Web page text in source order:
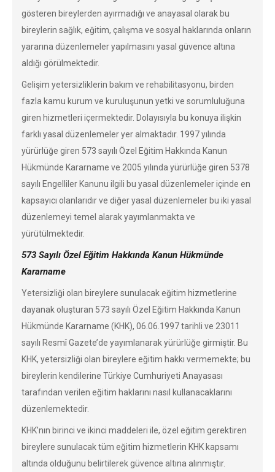
gösteren bireylerden ayırmadığı ve anayasal olarak bu
bireylerin sağlık, eğitim, çalışma ve sosyal haklarında onların
yararına düzenlemeler yapılmasını yasal güvence altına
aldığı görülmektedir.
Gelişim yetersizliklerin bakım ve rehabilitasyonu, birden
fazla kamu kurum ve kuruluşunun yetki ve sorumluluğuna
giren hizmetleri içermektedir. Dolayısıyla bu konuya ilişkin
farklı yasal düzenlemeler yer almaktadır. 1997 yılında
yürürlüğe giren 573 sayılı Özel Eğitim Hakkında Kanun
Hükmünde Kararname ve 2005 yılında yürürlüğe giren 5378
sayılı Engelliler Kanunu ilgili bu yasal düzenlemeler içinde en
kapsayıcı olanlarıdır ve diğer yasal düzenlemeler bu iki yasal
düzenlemeyi temel alarak yayımlanmakta ve
yürütülmektedir.
573 Sayılı Özel Eğitim Hakkında Kanun Hükmünde
Kararname
Yetersizliği olan bireylere sunulacak eğitim hizmetlerine
dayanak oluşturan 573 sayılı Özel Eğitim Hakkında Kanun
Hükmünde Kararname (KHK), 06.06.1997 tarihli ve 23011
sayılı Resmî Gazete’de yayımlanarak yürürlüğe girmiştir. Bu
KHK, yetersizliği olan bireylere eğitim hakkı vermemekte; bu
bireylerin kendilerine Türkiye Cumhuriyeti Anayasası
tarafından verilen eğitim haklarını nasıl kullanacaklarını
düzenlemektedir.
KHK’nın birinci ve ikinci maddeleri ile, özel eğitim gerektiren
bireylere sunulacak tüm eğitim hizmetlerin KHK kapsamı
altında olduğunu belirtilerek güvence altına alınmıştır.